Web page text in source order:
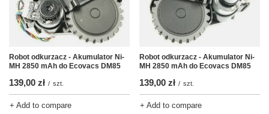
Robot odkurzacz - Akumulator Ni-
MH 2850 mAh do Ecovacs DM85
139,00 zł / szt.
+ Add to compare
Robot odkurzacz - Akumulator Ni-
MH 2850 mAh do Ecovacs DM85
139,00 zł / szt.
+ Add to compare